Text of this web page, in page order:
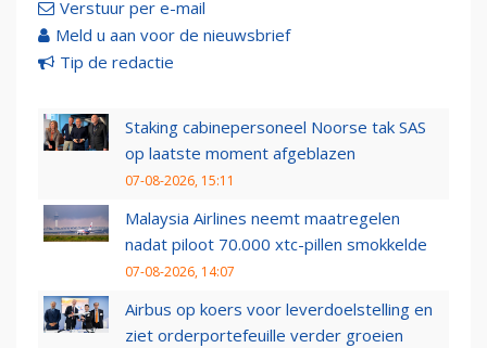
Verstuur per e-mail
Meld u aan voor de nieuwsbrief
Tip de redactie
Staking cabinepersoneel Noorse tak SAS
op laatste moment afgeblazen
07-08-2026, 15:11
Malaysia Airlines neemt maatregelen
nadat piloot 70.000 xtc-pillen smokkelde
07-08-2026, 14:07
Airbus op koers voor leverdoelstelling en
ziet orderportefeuille verder groeien